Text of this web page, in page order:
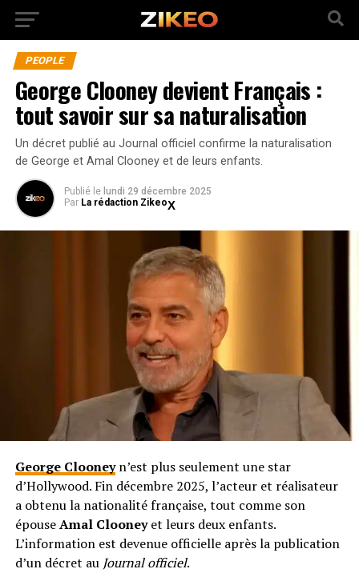
PEOPLE
George Clooney devient Français :
tout savoir sur sa naturalisation
Un décret publié au Journal officiel confirme la naturalisation
de George et Amal Clooney et de leurs enfants.
Publié le lundi 29 décembre 2025
Par La rédaction Zikeo
George Clooneyn’est plus seulement une star
d’Hollywood. Fin décembre 2025, l’acteur et réalisateur
a obtenu la nationalité française, tout comme son
épouseAmal Clooneyet leurs deux enfants.
L’information est devenue officielle après la publication
d’un décret au Journal officiel.